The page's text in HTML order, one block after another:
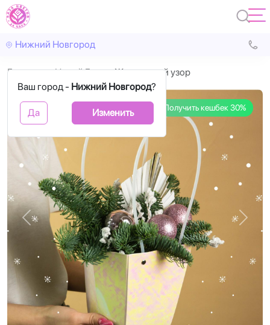
Нижний Новгород
Ваш город - Нижний Новгород?
Да Изменить
Главная Новый Год Жемчужный узор
Получить кешбек 30%
Назад